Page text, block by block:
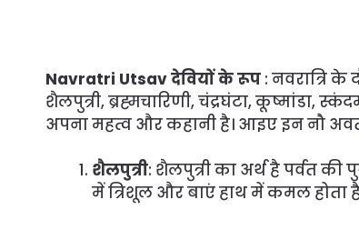
Navratri Utsav देवियों के रूप : नवरात्रि के
शैलपुत्री, ब्रह्मचारिणी, चंद्रघंटा, कूष्मांडा,
अपना महत्व और कहानी है। आइए इन नौ
शैलपुत्री: शैलपुत्री का अर्थ है पर्वत की
में त्रिशूल और बाएं हाथ में कमल होता